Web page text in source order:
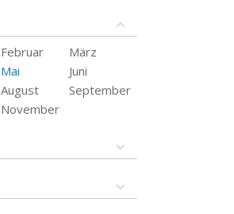
Februar
März
Mai
Juni
August
September
November